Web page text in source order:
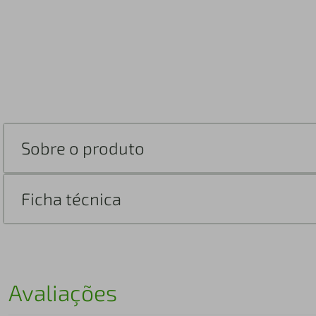
Sobre o produto
Ficha técnica
Avaliações